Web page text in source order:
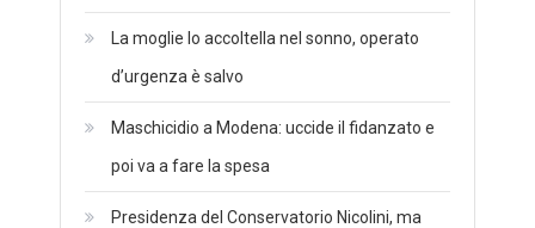
La moglie lo accoltella nel sonno, operato
d’urgenza è salvo
Maschicidio a Modena: uccide il fidanzato e
poi va a fare la spesa
Presidenza del Conservatorio Nicolini, ma